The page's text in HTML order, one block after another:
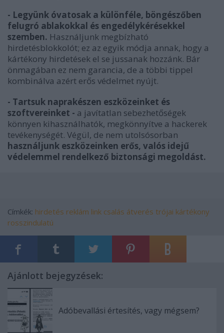
- Legyünk óvatosak a különféle, böngészőben
felugró ablakokkal és engedélykérésekkel
szemben. Használjunk megbízható
hirdetésblokkolót; ez az egyik módja annak, hogy a
kártékony hirdetések el se jussanak hozzánk. Bár
önmagában ez nem garancia, de a többi tippel
kombinálva azért erős védelmet nyújt.
- Tartsuk naprakészen eszközeinket és
szoftvereinket - a javítatlan sebezhetőségek
könnyen kihasználhatók, megkönnyítve a hackerek
tevékenységét. Végül, de nem utolsósorban
használjunk eszközeinken erős, valós idejű
védelemmel rendelkező biztonsági megoldást.
Címkék: hirdetés reklám link csalás átverés trójai kártékony
rosszindulatú
Ajánlott bejegyzések:
Adóbevallási értesítés, vagy mégsem?